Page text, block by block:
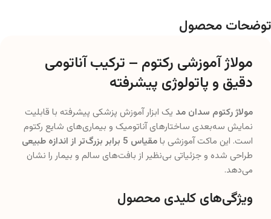
توضحات محصول
مولاژ آموزشی رکتوم – ترکیب آناتومی
دقیق و پاتولوژی پیشرفته
مولاژ رکتوم سدان مد یک ابزار آموزش پزشکی پیشرفته با قابلیت
نمایش سه‌بعدی ساختارهای آناتومیک و بیماری‌های شایع رکتوم
است. این ماکت آموزشی بامقیاس 5 برابر بزرگ‌تر از اندازه طبیعی
طراحی شده و جزئیاتی بی‌نظیر از بافت‌های سالم و بیمار را نشان
می‌دهد.
ویژگی‌های کلیدی محصول